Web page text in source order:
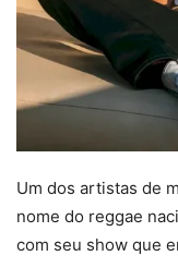
Um dos artistas de
nome do reggae
com seu show que